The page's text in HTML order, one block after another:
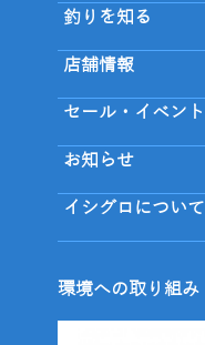
釣りを知る
店舗情報
セール・イベント
お知らせ
イシグロについて
環境への取り組み